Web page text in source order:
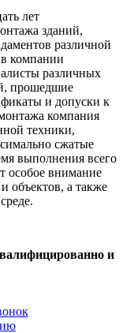
лет
зданий,
различной
компании
различных
прошедшие
и допуски к
компания
техники,
сжатые
выполнения всего
особое внимание
объектов, а также
и